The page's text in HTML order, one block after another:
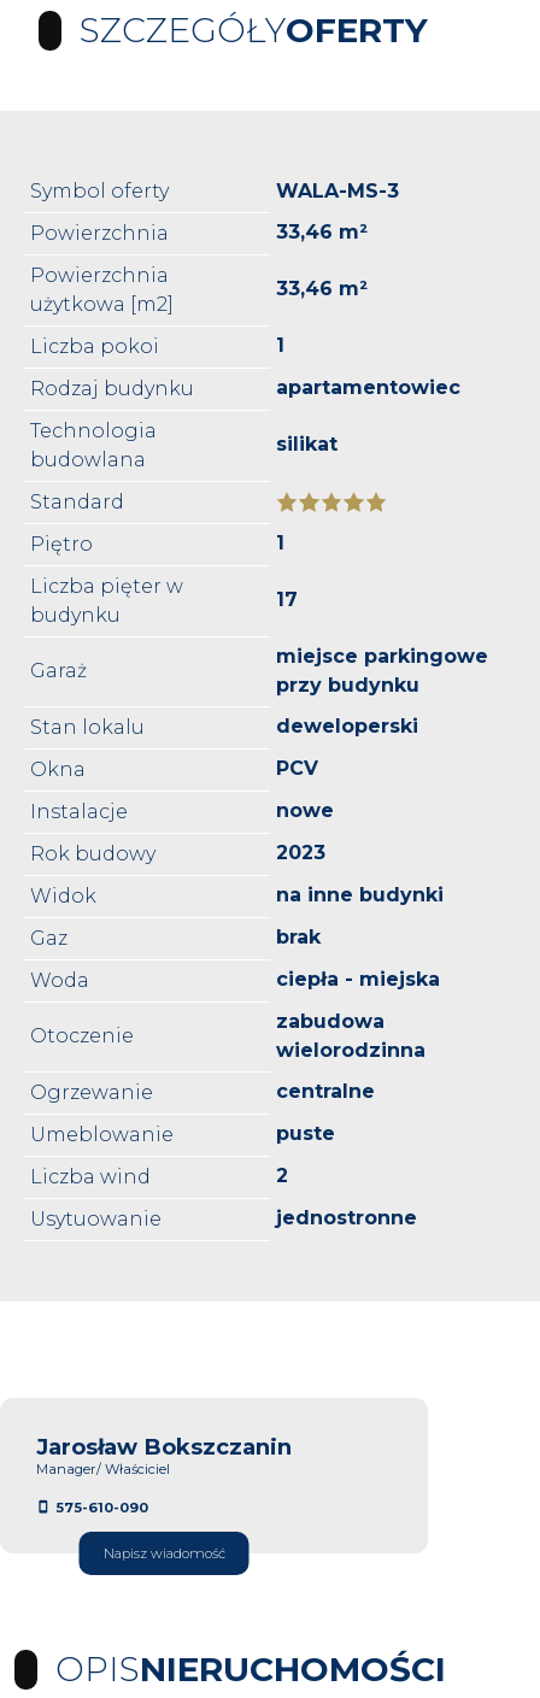
SZCZEGÓŁYOFERTY
Symbol oferty
WALA-MS-3
Powierzchnia
33,46 m²
Powierzchnia
użytkowa [m2]
33,46 m²
Liczba pokoi
1
Rodzaj budynku
apartamentowiec
Technologia
budowlana
silikat
Standard
Piętro
1
Liczba pięter w
budynku
17
Garaż
miejsce parkingowe
przy budynku
Stan lokalu
deweloperski
Okna
PCV
Instalacje
nowe
Rok budowy
2023
Widok
na inne budynki
Gaz
brak
Woda
ciepła - miejska
Otoczenie
zabudowa
wielorodzinna
Ogrzewanie
centralne
Umeblowanie
puste
Liczba wind
2
Usytuowanie
jednostronne
Jarosław Bokszczanin
Manager/ Właściciel
575-610-090
Napisz wiadomość
OPISNIERUCHOMOŚCI